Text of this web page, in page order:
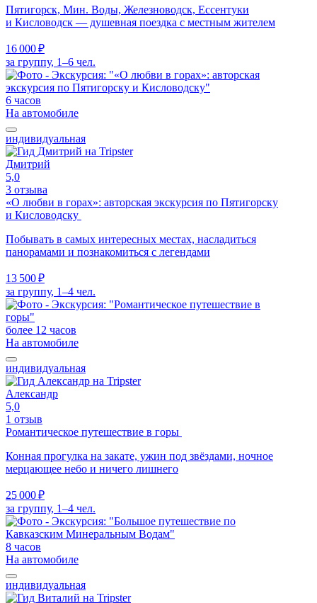
Пятигорск, Мин. Воды, Железноводск, Ессентуки
и Кисловодск — душевная поездка с местным жителем
16 000 ₽
за группу, 1–6 чел.
6 часов
На автомобиле
индивидуальная
Дмитрий
5,0
3 отзыва
«О любви в горах»: авторская экскурсия по Пятигорску
и Кисловодску
Побывать в самых интересных местах, насладиться
панорамами и познакомиться с легендами
13 500 ₽
за группу, 1–4 чел.
более 12 часов
На автомобиле
индивидуальная
Александр
5,0
1 отзыв
Романтическое путешествие в горы
Конная прогулка на закате, ужин под звёздами, ночное
мерцающее небо и ничего лишнего
25 000 ₽
за группу, 1–4 чел.
8 часов
На автомобиле
индивидуальная